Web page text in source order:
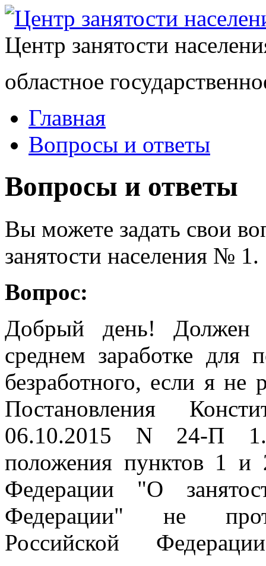
Центр занятости
областное
Главная
Вопросы и ответы
Вопросы и ответы
Вы можете задать свои
занятости населения № 1.
Вопрос:
Добрый день! Должен
среднем заработке для
безработного, если я не
Постановления
06.10.2015 N 24-П 1.
положения пунктов 1 и
Федерации "О
Федерации" не
Российской